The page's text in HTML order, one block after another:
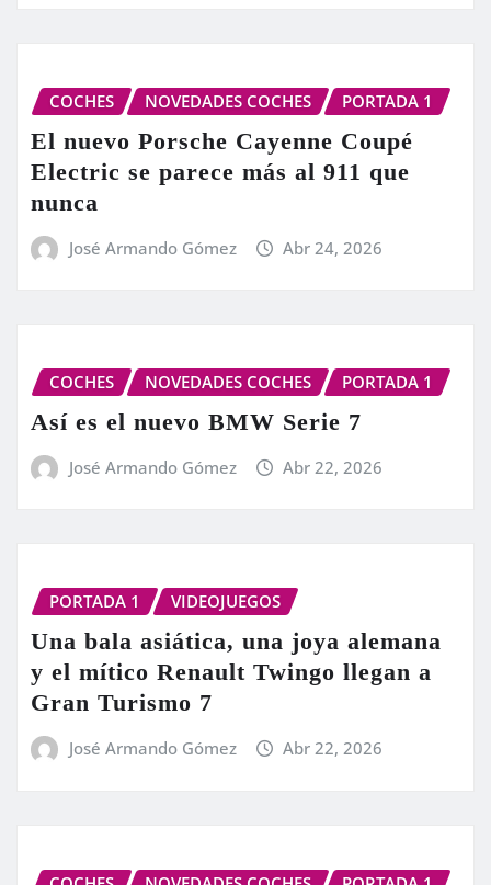
COCHES NOVEDADES COCHES PORTADA 1
El nuevo Porsche Cayenne Coupé
Electric se parece más al 911 que
nunca
José Armando Gómez Abr 24, 2026
COCHES NOVEDADES COCHES PORTADA 1
Así es el nuevo BMW Serie 7
José Armando Gómez Abr 22, 2026
PORTADA 1 VIDEOJUEGOS
Una bala asiática, una joya alemana
y el mítico Renault Twingo llegan a
Gran Turismo 7
José Armando Gómez Abr 22, 2026